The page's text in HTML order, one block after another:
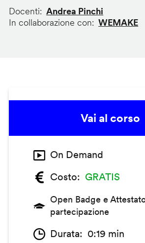
Docenti
Andrea Pinchi
In collaborazione con
WEMAKE
Vai al corso
On Demand
Costo
GRATIS
Open Badge e
partecipazione
Durata 0:19 min